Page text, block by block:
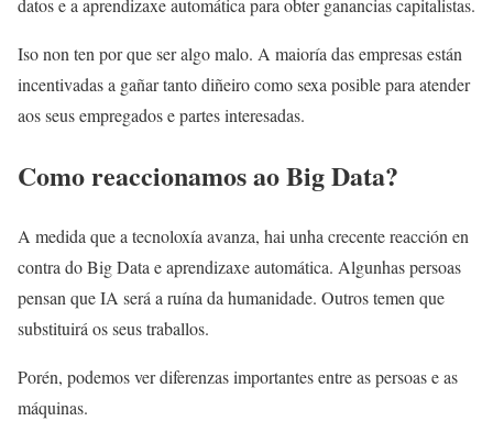
datos e a aprendizaxe automática para obter ganancias capitalistas.
Iso non ten por que ser algo malo. A maioría das empresas están
incentivadas a gañar tanto diñeiro como sexa posible para atender
aos seus empregados e partes interesadas.
Como reaccionamos ao Big Data?
A medida que a tecnoloxía avanza, hai unha crecente reacción en
contra do Big Data e aprendizaxe automática. Algunhas persoas
pensan que IA será a ruína da humanidade. Outros temen que
substituirá os seus traballos.
Porén, podemos ver diferenzas importantes entre as persoas e as
máquinas.